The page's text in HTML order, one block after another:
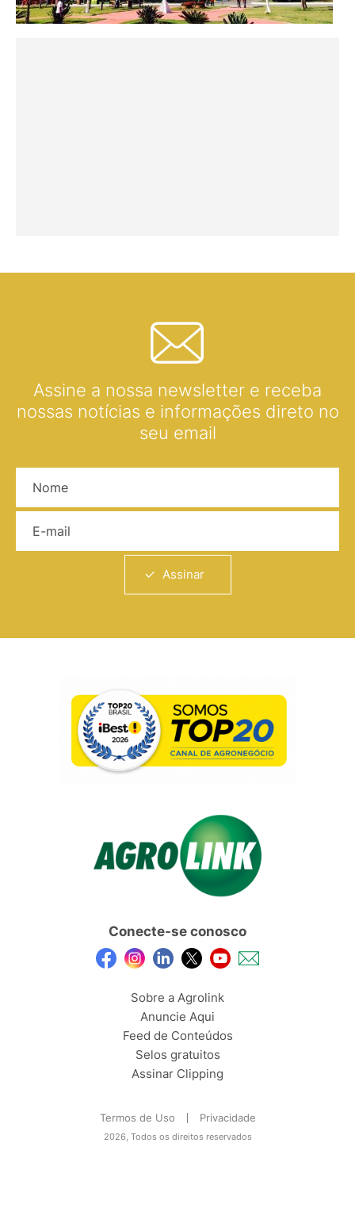
Assine a nossa newsletter e receba
nossas notícias e informações direto no
seu email
Assinar
Conecte-se conosco
Sobre a Agrolink
Anuncie Aqui
Feed de Conteúdos
Selos gratuitos
Assinar Clipping
Termos de Uso Privacidade
2026, Todos os direitos reservados